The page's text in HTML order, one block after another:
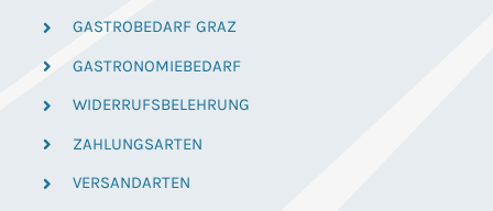
GASTROBEDARF GRAZ
GASTRONOMIEBEDARF
WIDERRUFSBELEHRUNG
ZAHLUNGSARTEN
VERSANDARTEN